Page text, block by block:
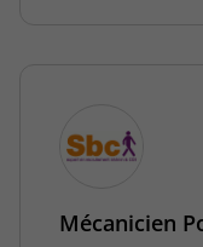
Mécanicien